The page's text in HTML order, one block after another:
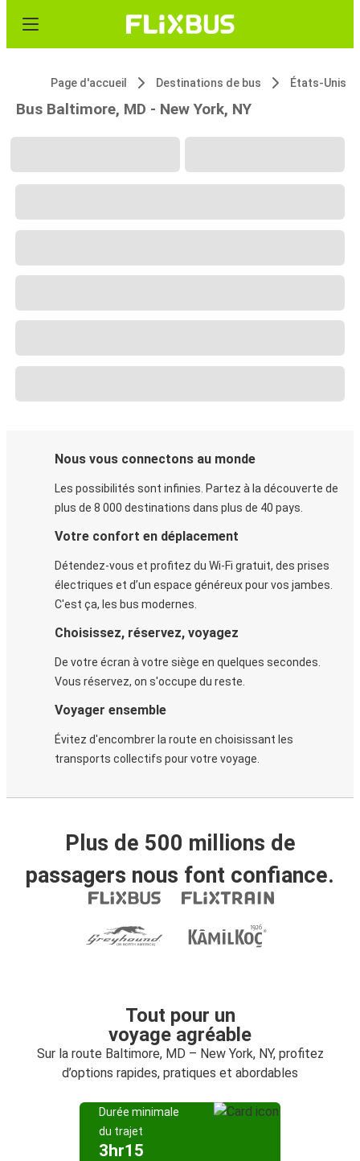
Page d'accueil Destinations de bus États-Unis
Bus Baltimore, MD - New York, NY
Nous vous connectons au monde
Les possibilités sont infinies. Partez à la découverte de
plus de 8 000 destinations dans plus de 40 pays.
Votre confort en déplacement
Détendez-vous et profitez du Wi-Fi gratuit, des prises
électriques et d’un espace généreux pour vos jambes.
C'est ça, les bus modernes.
Choisissez, réservez, voyagez
De votre écran à votre siège en quelques secondes.
Vous réservez, on s'occupe du reste.
Voyager ensemble
Évitez d'encombrer la route en choisissant les
transports collectifs pour votre voyage.
Plus de 500 millions de
passagers nous font confiance.
Tout pour un
voyage agréable
Sur la route Baltimore, MD – New York, NY, profitez
d’options rapides, pratiques et abordables
Durée minimale
du trajet
3hr15